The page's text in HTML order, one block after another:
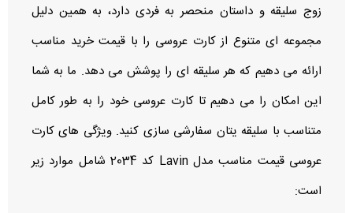
زوج سلیقه و داستان منحصر به‌ فردی دارد، به همین دلیل
مجموعه‌ ای متنوع از کارت‌ عروسی را با قیمت خرید مناسب
ارائه می‌ دهیم که هر سلیقه‌ ای را پوشش می‌ دهد. ما به شما
این امکان را می‌ دهیم تا کارت عروسی خود را به طور کامل
متناسب با سلیقه یتان سفارشی‌ سازی کنید. ویژگی های کارت
عروسی قیمت مناسب مدل Lavin کد 2034 شامل موارد زیر
است: